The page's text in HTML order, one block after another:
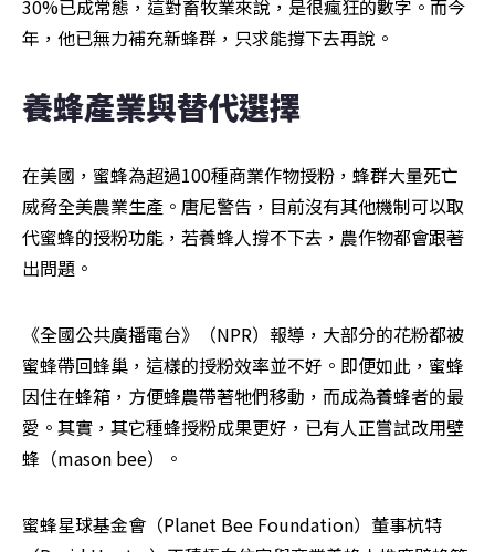
30%已成常態，這對畜牧業來說，是很瘋狂的數字。而今
年，他已無力補充新蜂群，只求能撐下去再說。
養蜂產業與替代選擇
在美國，蜜蜂為超過100種商業作物授粉，蜂群大量死亡
威脅全美農業生產。唐尼警告，目前沒有其他機制可以取
代蜜蜂的授粉功能，若養蜂人撐不下去，農作物都會跟著
出問題。
《全國公共廣播電台》（NPR）報導，大部分的花粉都被
蜜蜂帶回蜂巢，這樣的授粉效率並不好。即便如此，蜜蜂
因住在蜂箱，方便蜂農帶著牠們移動，而成為養蜂者的最
愛。其實，其它種蜂授粉成果更好，已有人正嘗試改用壁
蜂（mason bee）。
蜜蜂星球基金會（Planet Bee Foundation）董事杭特